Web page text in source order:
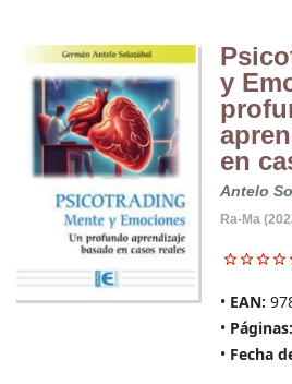
y
en
Antelo
Ra-Ma
EAN:
Páginas:
Fecha